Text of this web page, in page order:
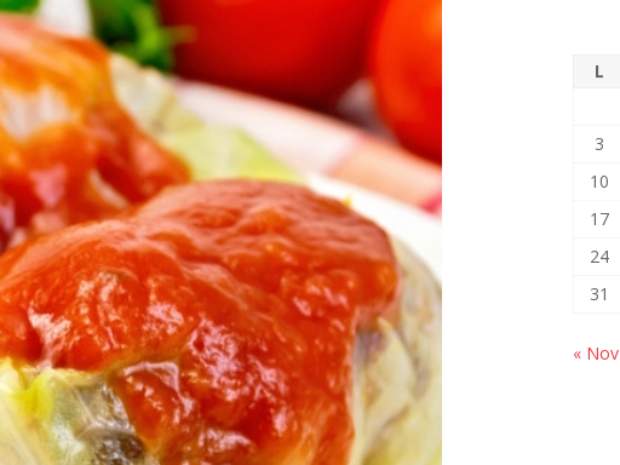
L
3
10
17
24
31
« Nov